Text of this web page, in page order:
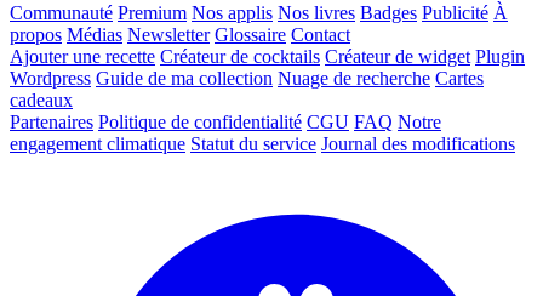
Communauté Premium Nos applis Nos livres Badges Publicité À
propos Médias Newsletter Glossaire Contact
Ajouter une recette Créateur de cocktails Créateur de widget Plugin
Wordpress Guide de ma collection Nuage de recherche Cartes
cadeaux
Partenaires Politique de confidentialité CGU FAQ Notre
engagement climatique Statut du service Journal des modifications